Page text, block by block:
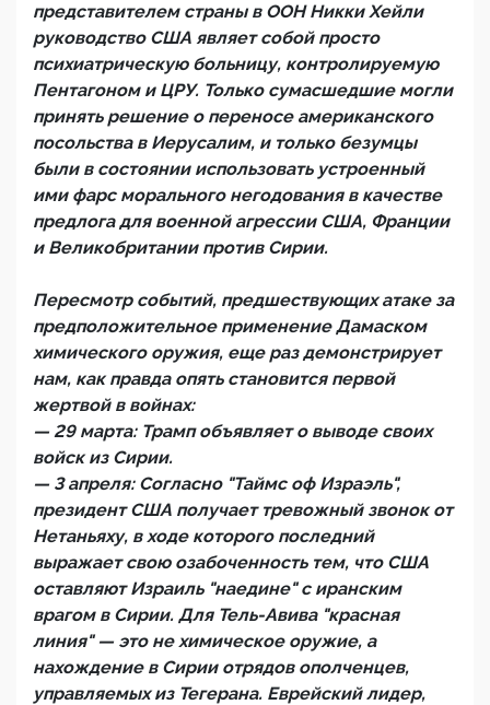
представителем страны в ООН Никки Хейли
руководство США являет собой просто
психиатрическую больницу, контролируемую
Пентагоном и ЦРУ. Только сумасшедшие могли
принять решение о переносе американского
посольства в Иерусалим, и только безумцы
были в состоянии использовать устроенный
ими фарс морального негодования в качестве
предлога для военной агрессии США, Франции
и Великобритании против Сирии.
Пересмотр событий, предшествующих атаке за
предположительное применение Дамаском
химического оружия, еще раз демонстрирует
нам, как правда опять становится первой
жертвой в войнах:
— 29 марта: Трамп объявляет о выводе своих
войск из Сирии.
— 3 апреля: Согласно "Таймс оф Израэль",
президент США получает тревожный звонок от
Нетаньяху, в ходе которого последний
выражает свою озабоченность тем, что США
оставляют Израиль "наедине" с иранским
врагом в Сирии. Для Тель-Авива "красная
линия" — это не химическое оружие, а
нахождение в Сирии отрядов ополченцев,
управляемых из Тегерана. Еврейский лидер,